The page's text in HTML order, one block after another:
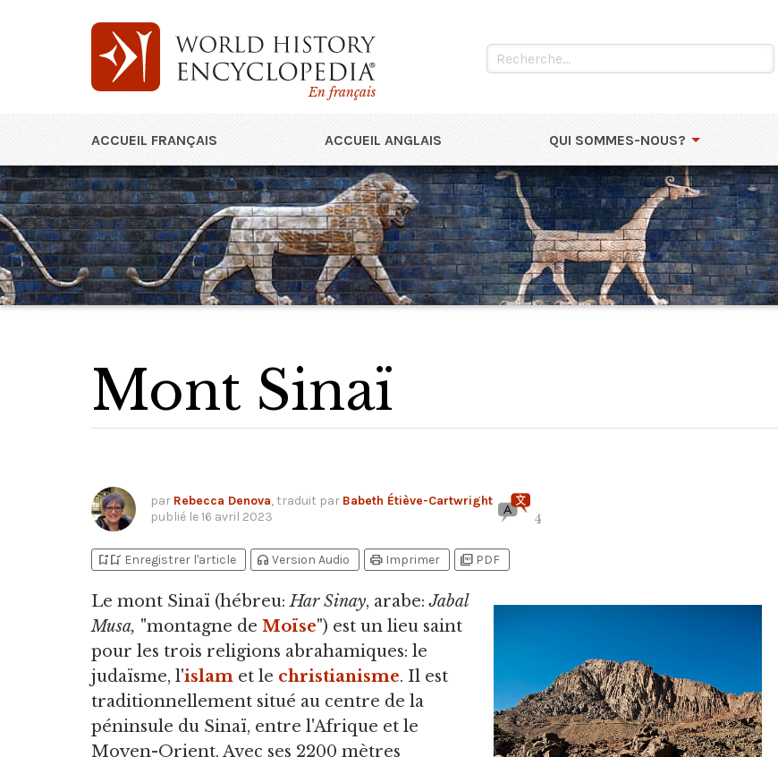
En français
ACCUEIL FRANÇAIS ACCUEIL ANGLAIS QUI SOMMES-NOUS?
Mont Sinaï
par Rebecca Denova, traduit par Babeth Étiève-Cartwright
publié le16 avril 2023 4
bookmark_addbookmark_added Enregistrer l'article headphones Version Audio print Imprimer picture_as_pdf PDF
Le mont Sinaï (hébreu:Har Sinay, arabe:Jabal
Musa, "montagne de Moïse") est un lieu saint
pour les trois religions abrahamiques: le
judaïsme, l'islam et le christianisme. Il est
traditionnellement situé au centre de la
péninsule du Sinaï, entre l'Afrique et le
Moyen-Orient. Avec ses 2200 mètres